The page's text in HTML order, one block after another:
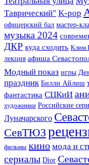
Таврический" K-pop
офицерский бал мастер-
музыка 2024
ДКР куда сходить Клим
лекция афиша
Модный показ игры
праздник Билли Айлиш
фантастика СЦКиИ
художники Российские
Луначарского
СевТЮЗ
фильмы кино мода и
сериалы Dior